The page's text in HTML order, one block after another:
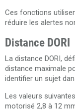
Ces fonctions
réduire les alertes
Distance DORI
La distance DORI,
distance maximale
identifier un sujet
Les valeurs
motorisé 2,8 à 12